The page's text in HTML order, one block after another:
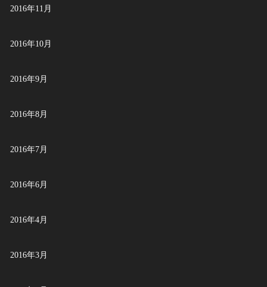
2016年11月
2016年10月
2016年9月
2016年8月
2016年7月
2016年6月
2016年4月
2016年3月